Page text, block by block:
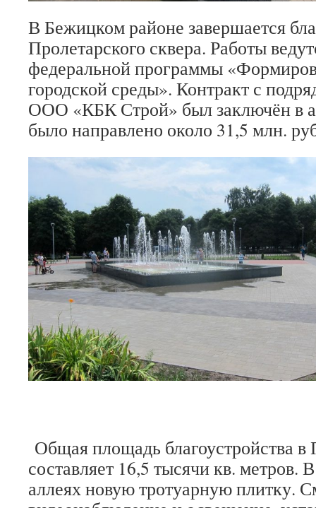
В Бежицком районе завершается
Пролетарского сквера. Работы
федеральной программы
городской среды». Контракт с
ООО «КБК Строй» был заключён в
было направлено около 31,5 млн.
Общая площадь благоустройства в
составляет 16,5 тысячи кв. метров.
аллеях новую тротуарную плитку.